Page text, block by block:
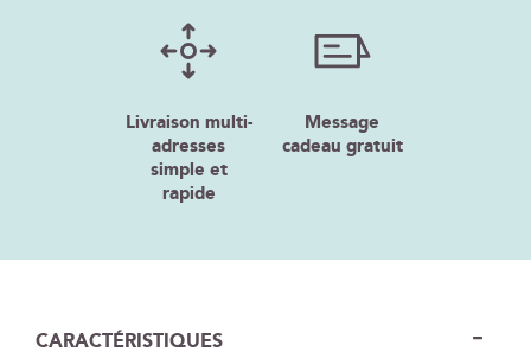
Livraison multi-
adresses
simple et
rapide
Message
cadeau gratuit
CARACTÉRISTIQUES